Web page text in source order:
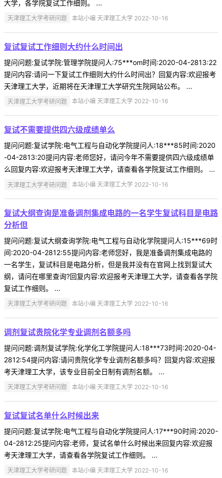
大学，各学院复试工作细则。 ...
天津理工大学考研问题 本站小编 天津理工大学 2022-10-16
复试复试工作细则大约什么时间出
提问问题:复试学院:管理学院提问人:75***om时间:2020-04-2813:22
提问内容:请问一下复试工作细则大约什么时间出？回复内容:欢迎报考
天津理工大学，近期将在天津理工大学研究生院网站公布。 ...
天津理工大学考研问题 本站小编 天津理工大学 2022-10-16
复试不需要提供四六级成绩单么
提问问题:复试学院:电气工程与自动化学院提问人:18***85时间:2020
-04-2813:20提问内容:老师您好，请问今年不需要提供四六级成绩单
么回复内容:欢迎报考天津理工大学，请查看各学院复试工作细则。 ...
天津理工大学考研问题 本站小编 天津理工大学 2022-10-16
复试大纲查询是准备调剂集成电路的一名学生复试科目是电路
分析但
提问问题:复试大纲查询学院:电气工程与自动化学院提问人:15***69时
间:2020-04-2812:55提问内容:老师您好，我是准备调剂集成电路的
一名学生，复试科目是电路分析，但是我并没有在官网上找到复试大
纲，请问在哪里查询?回复内容:欢迎报考天津理工大学，请查看各学院
复试工作细则。 ...
天津理工大学考研问题 本站小编 天津理工大学 2022-10-16
调剂复试贵院化学专业调剂名额多吗
提问问题:调剂复试学院:化学化工学院提问人:18***73时间:2020-04-
2812:54提问内容:请问贵院化学专业调剂名额多吗？回复内容:欢迎报
考天津理工大学，该专业目前全日制有调剂名额。 ...
天津理工大学考研问题 本站小编 天津理工大学 2022-10-16
复试复试名单什么时候出来
提问问题:复试学院:电气工程与自动化学院提问人:17***90时间:2020-
04-2812:25提问内容:老师，复试名单什么时候出来回复内容:欢迎报
考天津理工大学，请查看各学院复试工作细则。 ...
天津理工大学考研问题 本站小编 天津理工大学 2022-10-16